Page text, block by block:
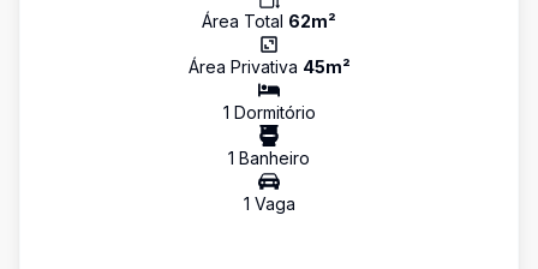
Área Total 62m²
Área Privativa 45m²
1 Dormitório
1 Banheiro
1 Vaga